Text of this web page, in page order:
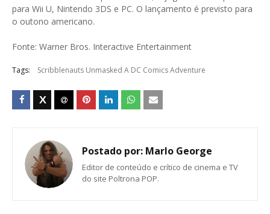
para Wii U, Nintendo 3DS e PC. O lançamento é previsto para
o outono americano.
Fonte: Warner Bros. Interactive Entertainment
Tags: Scribblenauts Unmasked A DC Comics Adventure
Postado por: Marlo George
Editor de conteúdo e crítico de cinema e TV
do site Poltrona POP.